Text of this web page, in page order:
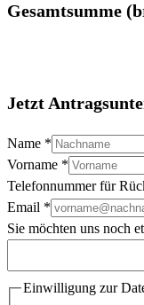
Gesamtsumme
Jetzt
Name *
Vorname *
Telefonnummer für
Email *
Sie möchten uns noch
Einwilligung zur